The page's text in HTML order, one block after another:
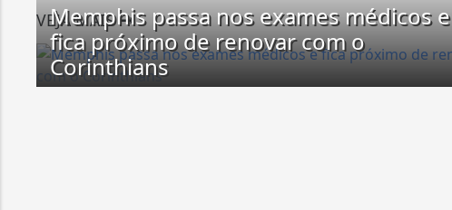
VEJA MAIS
Memphis passa nos exames médicos e
fica próximo de renovar com o
Corinthians